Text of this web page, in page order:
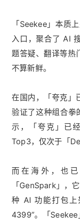
「Seekee」本质
入口，聚合了 AI
题答疑、翻译等热
不算新鲜。
在国内，「夸克」
验证了这种组合拳
示，「夸克」已
Top3，仅次于「
而在海外，也
「GenSpark」，
种 AI 功能打包上
4399”。「